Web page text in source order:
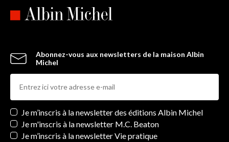
Abonnez-vous aux newsletters de la maison Albin
Michel
Newsletters
Je m’inscris à la newsletter des éditions Albin Michel
Je m'inscris à la newsletter M.C. Beaton
Je m’inscris à la newsletter Vie pratique